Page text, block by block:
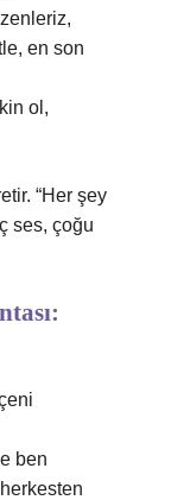
en son
ol,
“Her şey
ses, çoğu
ben